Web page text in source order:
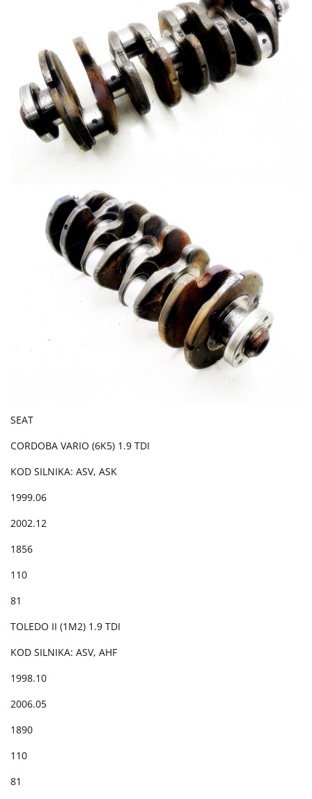
SEAT
CORDOBA VARIO (6K5) 1.9 TDI
KOD SILNIKA: ASV, ASK
1999.06
2002.12
1856
110
81
TOLEDO II (1M2) 1.9 TDI
KOD SILNIKA: ASV, AHF
1998.10
2006.05
1890
110
81